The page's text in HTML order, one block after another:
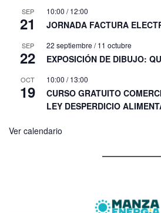
SEP
21
10:00 /12:00
JORNADA FACTURA
SEP
22
22 septiembre /11 octubre
EXPOSICIÓN DE DIBUJO:
OCT
19
10:00 /13:00
CURSO GRATUITO
LEY DESPERDICIO
Ver calendario